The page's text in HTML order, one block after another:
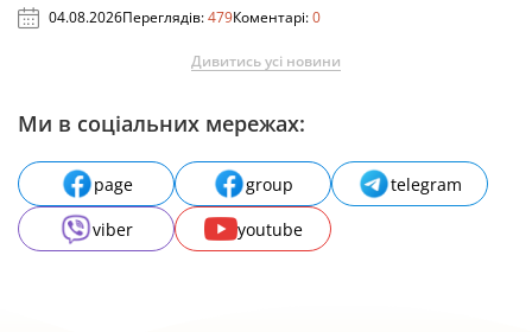
04.08.2026Переглядів:479Коментарі:0
Дивитись усі новини
Ми в соціальних мережах:
page group
telegram
viber
youtube